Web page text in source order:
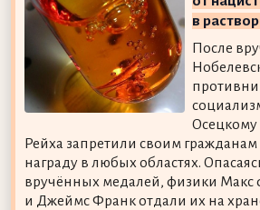
в
После
Осецкому
Рейха запретили своим гражданам
награду в любых областях.
вручённых медалей, физики Макс
и Джеймс Франк отдали их на